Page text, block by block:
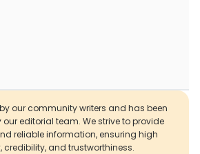
our community writers and has been
editorial team. We strive to provide
reliable information, ensuring high
and trustworthiness.